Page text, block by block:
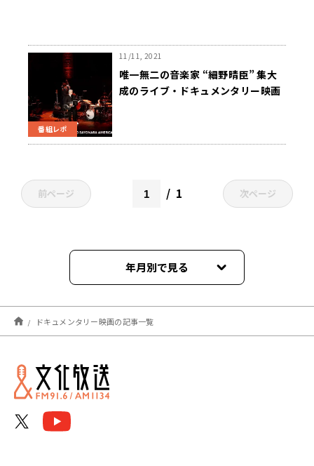
番組レポ
11/11, 2021
唯一無二の音楽家 “細野晴臣” 集大
成のライブ・ドキュメンタリー映画
前ページ 1 次ページ
年月別で見る
2026年01月
2025年08月
2024年08月
ドキュメンタリー映画の記事一覧